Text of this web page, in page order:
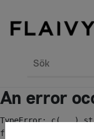
Sök
An error
TypeError:
function